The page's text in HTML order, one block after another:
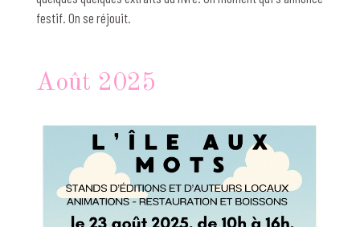
festif. On se réjouit.
Août 2025